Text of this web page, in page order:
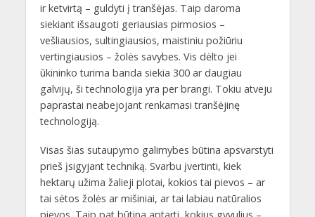
ir ketvirtą – guldyti į tranšėjas. Taip daroma
siekiant išsaugoti geriausias pirmosios –
vešliausios, sultingiausios, maistiniu požiūriu
vertingiausios – žolės savybes. Vis dėlto jei
ūkininko turima banda siekia 300 ar daugiau
galvijų, ši technologija yra per brangi. Tokiu atveju
paprastai neabejojant renkamasi tranšėjinę
technologiją.
Visas šias sutaupymo galimybes būtina apsvarstyti
prieš įsigyjant techniką. Svarbu įvertinti, kiek
hektarų užima žalieji plotai, kokios tai pievos – ar
tai sėtos žolės ar mišiniai, ar tai labiau natūralios